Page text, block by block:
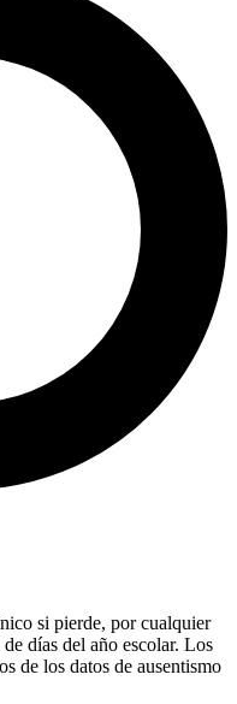
si pierde, por cualquier
días del año escolar. Los
de los datos de ausentismo